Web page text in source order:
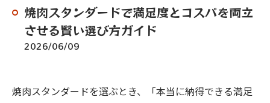
焼肉スタンダードで満足度とコスパを両立
させる賢い選び方ガイド
2026/06/09
焼肉スタンダードを選ぶとき、「本当に納得できる満足